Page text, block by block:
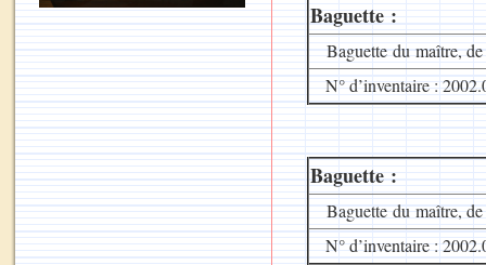
Baguette :
Baguette du maître, de
N° d’inventaire :
Baguette :
Baguette du maître, de
N° d’inventaire :